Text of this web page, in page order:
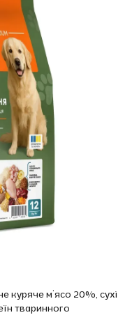
куряче м’ясо 20%, сухі
тваринного